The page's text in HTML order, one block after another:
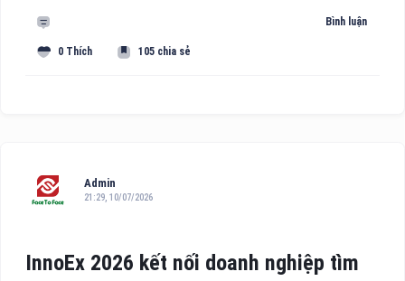
Bình luận
0 Thích 105 chia sẻ
Admin
21:29, 10/07/2026
InnoEx 2026 kết nối doanh nghiệp tìm